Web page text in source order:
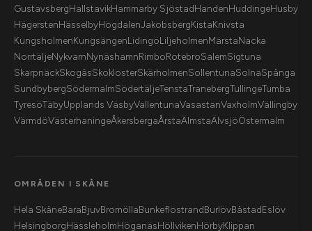
GustavsbergHallstavikHammarby SjöstadHandenHuddingeHusby
HägerstenHässelbyHögdalenJakobsbergKistaKnivsta
KungsholmenKungsängenLidingöLiljeholmenMärstaNacka
NorrtäljeNykvarnNynäshamnRimboRotebroSalemSigtuna
SkarpnäckSkogåsSkoklosterSkärholmenSollentunaSolnaSpånga
SundbybergSödermalmSödertäljeTenstaTranebergTullingeTumba
TyresöTäbyUpplands VäsbyVallentunaVasastanVaxholmVällingby
VärmdöVästerhaningeÅkersbergaÅrstaÄlmstaÄlvsjöÖstermalm
OMRÅDEN I SKÅNE
Hela SkåneBaraBjuvBromöllaBunkeflostrandBurlövBåstadEslöv
HelsingborgHässleholmHöganäsHöllvikenHörbyKlippan